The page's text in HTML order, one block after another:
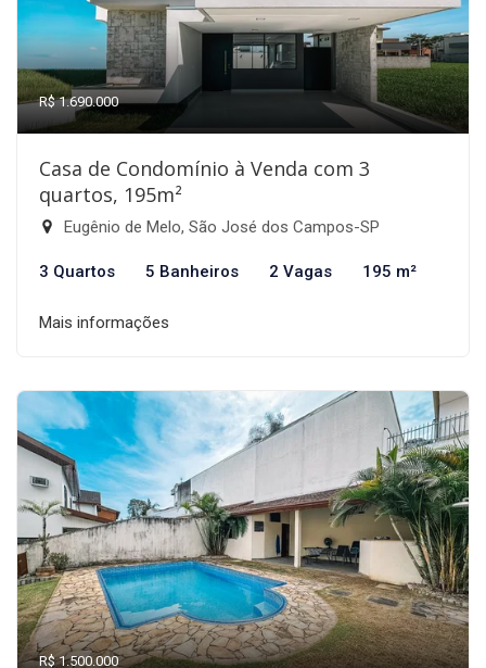
R$ 1.690.000
Casa de Condomínio à Venda com 3
quartos, 195m²
Eugênio de Melo, São José dos Campos-SP
3 Quartos 5 Banheiros 2 Vagas 195 m²
Mais informações
R$ 1.500.000